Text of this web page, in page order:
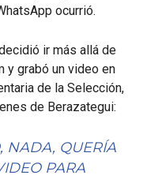
ocurrió.
ir más allá de
y grabó un video en
de la Selección,
de Berazategui:
NADA, QUERÍA
PARA